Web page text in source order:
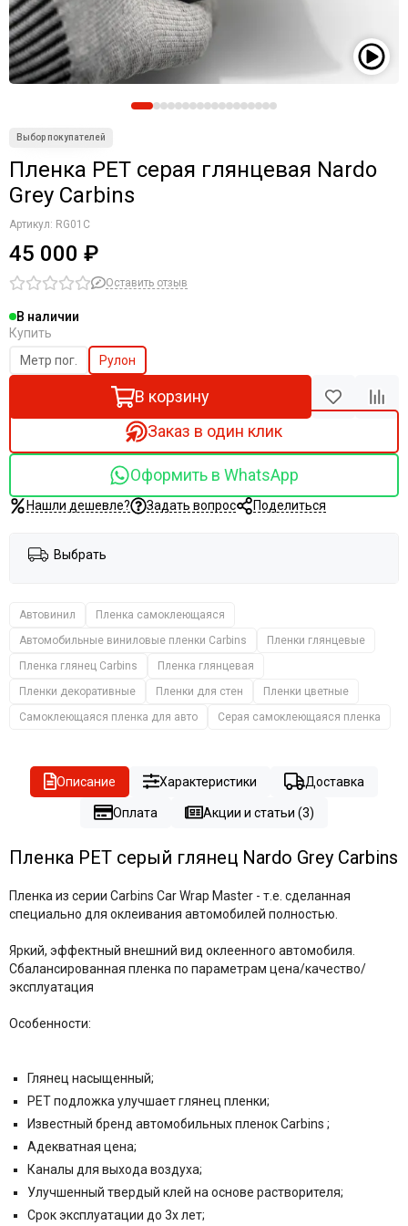
Пленка PET серая глянцевая Nardo
Grey Carbins
Артикул: RG01C
45 000 ₽
Оставить отзыв
В наличии
Купить
Метр пог.
Рулон
В корзину
Заказ в один клик
Оформить в WhatsApp
Нашли дешевле? Задать вопрос Поделиться
Выбрать
Автовинил
Пленка самоклеющаяся
Автомобильные виниловые пленки Carbins
Пленки глянцевые
Пленка глянец Carbins
Пленка глянцевая
Пленки декоративные
Пленки для стен
Пленки цветные
Самоклеющаяся пленка для авто
Серая самоклеющаяся пленка
Описание Характеристики Доставка
Оплата Акции и статьи (3)
Пленка PET серый глянец Nardo Grey Carbins
Пленка из серии Carbins Car Wrap Master - т.е. сделанная
специально для оклеивания автомобилей полностью.
Яркий, эффектный внешний вид оклеенного автомобиля.
Сбалансированная пленка по параметрам цена/качество/
эксплуатация
Особенности:
Глянец насыщенный;
PET подложка улучшает глянец пленки;
Известный бренд автомобильных пленок Carbins ;
Адекватная цена;
Каналы для выхода воздуха;
Улучшенный твердый клей на основе растворителя;
Срок эксплуатации до 3х лет;